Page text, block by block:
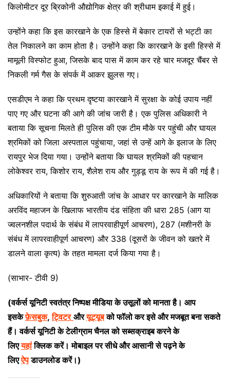
किलोमीटर दूर ब्रिकोनी औद्योगिक क्षेत्र की श्रीधाम इकाई में हुई।
उन्होंने कहा कि इस कारखाने के एक हिस्से में बेकार टायरों से भट्टी का
तेल निकालने का काम होता है। उन्होंने कहा कि कारखाने के इसी हिस्से में
मामूली विस्फोट हुआ, जिसके बाद पास में काम कर रहे चार मजदूर चैंबर से
निकली गर्म गैस के संपर्क में आकर झुलस गए।
एसडीएम ने कहा कि प्रथम दृष्टया कारखाने में सुरक्षा के कोई उपाय नहीं
पाए गए और घटना की आगे की जांच जारी है। एक पुलिस अधिकारी ने
बताया कि सूचना मिलते ही पुलिस की एक टीम मौके पर पहुंची और घायल
श्रमिकों को जिला अस्पताल पहुंचाया, जहां से उन्हें आगे के इलाज के लिए
रायपुर भेज दिया गया। उन्होंने बताया कि घायल श्रमिकों की पहचान
लोकेश्वर राय, किशोर राय, शैलेश राय और गुड्डू राय के रूप में की गई है।
अधिकारियों ने बताया कि शुरुआती जांच के आधार पर कारखाने के मालिक
अरविंद महाजन के खिलाफ भारतीय दंड संहिता की धारा 285 (आग या
ज्वलनशील पदार्थ के संबंध में लापरवाहीपूर्ण आचरण), 287 (मशीनरी के
संबंध में लापरवाहीपूर्ण आचरण) और 338 (दूसरों के जीवन को खतरे में
डालने वाला कृत्य) के तहत मामला दर्ज किया गया है।
(साभार- टीवी 9)
(वर्कर्स यूनिटी स्वतंत्र निष्पक्ष मीडिया के उसूलों को मानता है। आप
इसकेफ़ेसबुक,ट्विटर औरयूट्यूब को फॉलो कर इसे और मजबूत बना सकते
हैं। वर्कर्स यूनिटी के टेलीग्राम चैनल को सब्सक्राइब करने के
लिएयहां क्लिक करें। मोबाइल पर सीधे और आसानी से पढ़ने के
लिएऐपडाउनलोड करें।)